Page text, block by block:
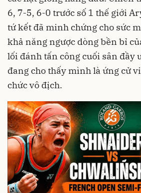
6, 7-5, 6-0 trước số 1 thế giới
tứ kết đã minh chứng cho sức
khả năng ngược dòng bền bỉ
lối đánh tấn công cuối sân đầy
đang cho thấy mình là ứng cử
chức vô địch.